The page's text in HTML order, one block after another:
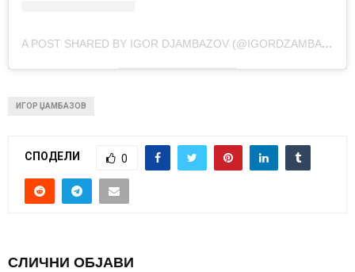
A POST SHARED BY IGOR DJAMBAZOV (@IGORDZAMBAZOV)
ИГОР ЏАМБАЗОВ
СПОДЕЛИ 0
СЛИЧНИ ОБЈАВИ